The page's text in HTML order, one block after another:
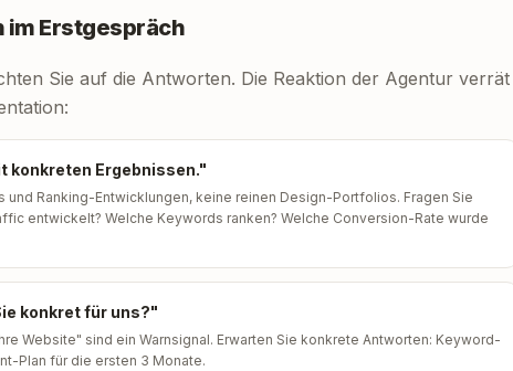
im Erstgespräch
Sie auf die Antworten. Die Reaktion der Agentur verrät
konkreten Ergebnissen."
Ranking-Entwicklungen, keine reinen Design-Portfolios. Fragen Sie
entwickelt? Welche Keywords ranken? Welche Conversion-Rate wurde
konkret für uns?"
Website" sind ein Warnsignal. Erwarten Sie konkrete Antworten: Keyword-
Plan für die ersten 3 Monate.